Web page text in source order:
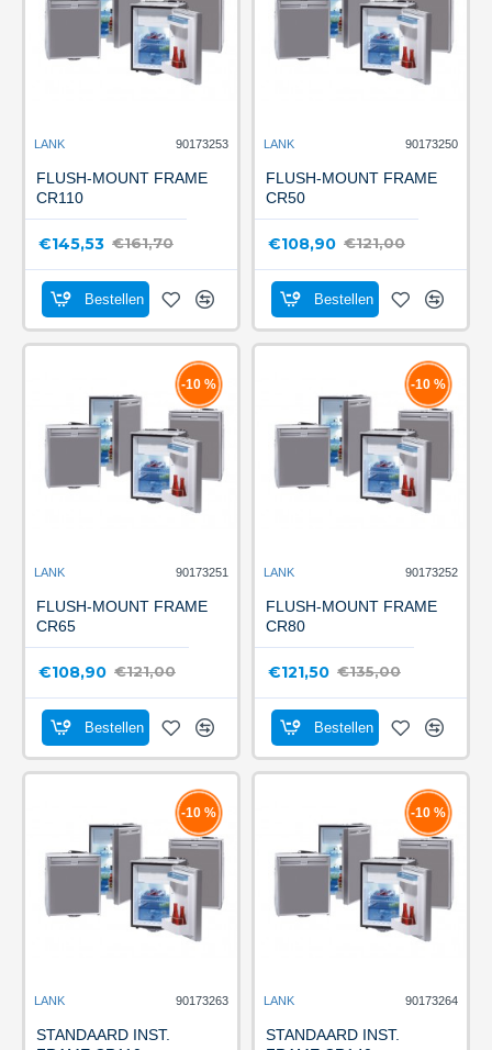
LANK 90173253
FLUSH-MOUNT FRAME
CR110
€145,53 €161,70
Bestellen
LANK 90173250
FLUSH-MOUNT FRAME
CR50
€108,90 €121,00
Bestellen
-10 %
LANK 90173251
FLUSH-MOUNT FRAME
CR65
€108,90 €121,00
Bestellen
-10 %
LANK 90173252
FLUSH-MOUNT FRAME
CR80
€121,50 €135,00
Bestellen
-10 %
LANK 90173263
STANDAARD INST.
-10 %
LANK 90173264
STANDAARD INST.